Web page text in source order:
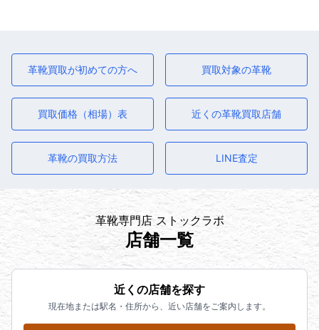
革靴買取が初めての方へ 買取対象の革靴
買取価格（相場）表 近くの革靴買取店舗
革靴の買取方法 LINE査定
革靴専門店 ストックラボ
店舗一覧
近くの店舗を探す
現在地または駅名・住所から、近い店舗をご案内します。